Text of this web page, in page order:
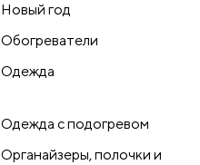
Новый год
Обогреватели
Одежда
Одежда с подогревом
Органайзеры, полочки и